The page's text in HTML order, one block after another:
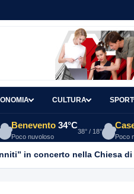
CULTURA SPORT
Benevento 34°C
Poco nuvoloso
38° / 18°
Poco
in concerto nella Chiesa